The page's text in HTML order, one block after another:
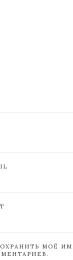
МОЁ